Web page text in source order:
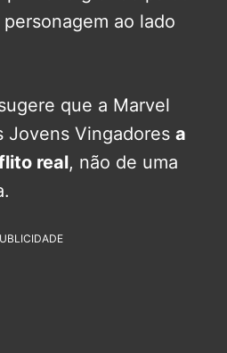
ao lado
que a Marvel
Jovens Vingadores a
real, não de uma